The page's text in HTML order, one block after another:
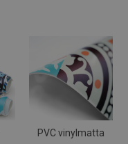
PVC vinylmatta